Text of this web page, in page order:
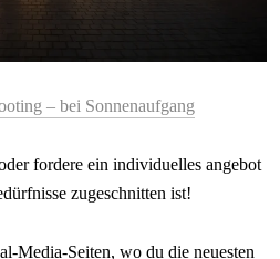
– bei Sonnenaufgang
fordere ein individuelles angebot
zugeschnitten ist!
Media-Seiten, wo du die neuesten